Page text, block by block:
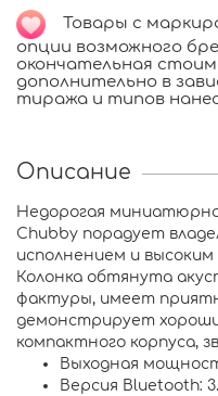
Товары с
опции возможного
окончательная
дополнительно в
тиража и типов
Описание
Недорогая
Chubby порадует
исполнением и
Колонка обтянута
фактуры, имеет
демонстрирует
компактного корпуса,
Выходная
Версия Bluetooth: